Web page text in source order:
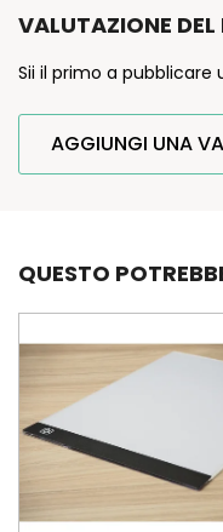
VALUTAZIONE
Sii il primo a
AGGIUNGI UNA
QUESTO